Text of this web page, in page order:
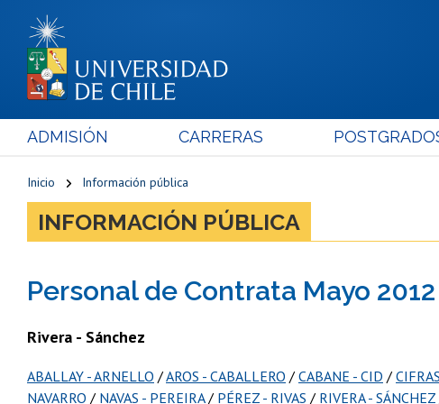
ADMISIÓN CARRERAS
Inicio Información pública
INFORMACIÓN PÚBLICA
Personal de Contrata Mayo 2012
Rivera - Sánchez
ABALLAY - ARNELLO /AROS - CABALLERO / CABANE - CID /
NAVARRO / NAVAS - PEREIRA/ PÉREZ - RIVAS / RIVERA - SÁNCHEZ